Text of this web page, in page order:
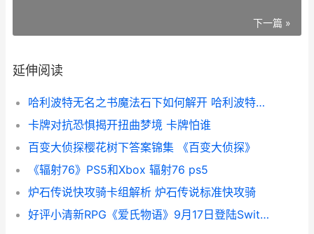
下一篇 »
延伸阅读
哈利波特无名之书魔法石下如何解开 哈利波特无名之书第四关怎么解锁
卡牌对抗恐惧揭开扭曲梦境 卡牌怕谁
百变大侦探樱花树下答案锦集 《百变大侦探》
《辐射76》PS5和Xbox 辐射76 ps5
炉石传说快攻骑卡组解析 炉石传说标准快攻骑
好评小清新RPG《爱氏物语》9月17日登陆Switch 小清新游戏推荐